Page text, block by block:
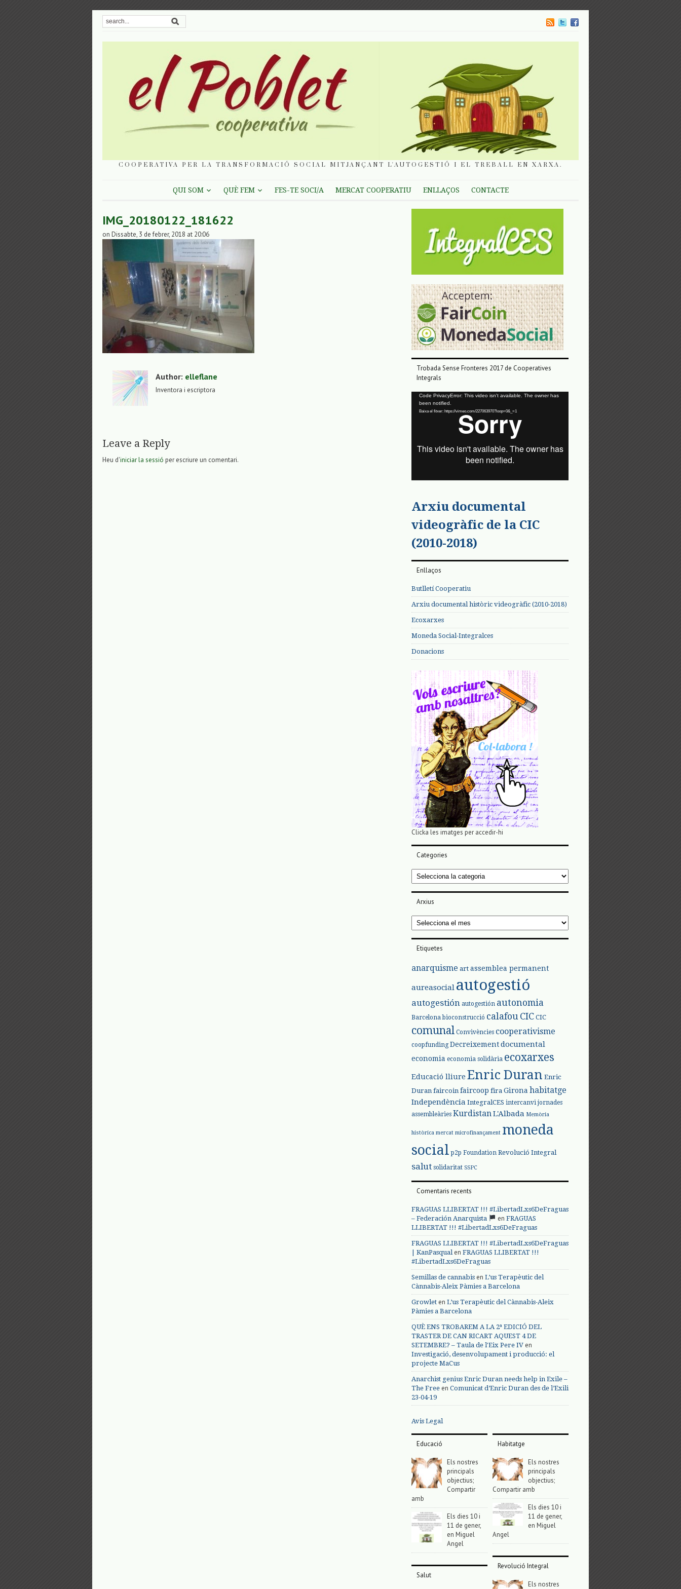
COOPERATIVA PER LA TRANSFORMACIÓ SOCIAL MITJANÇANT L'AUTOGESTIÓ I EL TREBALL EN XARXA.
QUI SOM QUÈ FEM FES-TE SOCI/A MERCAT COOPERATIU ENLLAÇOS CONTACTE
IMG_20180122_181622
on Dissabte, 3 de febrer, 2018 at 20:06
Author: elleflane
Inventora i escriptora
Leave a Reply
Heu d'iniciar la sessió per escriure un comentari.
Trobada Sense Fronteres 2017 de Cooperatives
Integrals
Reproductor
vídeo
Code PrivacyError: This video isn't available. The owner has
been notified.
Baixa el fitxer: https://vimeo.com/227063970?loop=0&_=1
Arxiu documental
videogràfic de la CIC
(2010-2018)
Enllaços
Butlletí Cooperatiu
Arxiu documental històric videogràfic (2010-2018)
Ecoxarxes
Moneda Social-Integralces
Donacions
Clicka les imatges per accedir-hi
Categories
Categories
Arxius
Arxius
Etiquetes
anarquisme art assemblea permanent
aureasocial autogestió
autogestión autogestión autonomia
Barcelona bioconstrucció calafou CIC CIC
comunal Convivències cooperativisme
coopfunding Decreixementdocumental
economia economia solidària ecoxarxes
Educació lliure Enric Duran Enric
Duran faircoin faircoop fira Girona habitatge
Independència IntegralCES intercanvi jornades
assembleàries Kurdistan L'Albada Memòria
històrica mercat microfinançament moneda
social p2p Foundation Revolució Integral
salut solidaritat SSPC
Comentaris recents
FRAGUAS LLIBERTAT !!! #LibertadLxs6DeFraguas
– Federación Anarquista
en FRAGUAS
LLIBERTAT !!! #LibertadLxs6DeFraguas
FRAGUAS LLIBERTAT !!! #LibertadLxs6DeFraguas
| KanPasqualen FRAGUAS LLIBERTAT !!!
#LibertadLxs6DeFraguas
Semillas de cannabis en L’us Terapèutic del
Cànnabis-Aleix Pàmies a Barcelona
Growlet en L’us Terapèutic del Cànnabis-Aleix
Pàmies a Barcelona
QUÈ ENS TROBAREM A LA 2ª EDICIÓ DEL
TRASTER DE CAN RICART AQUEST 4 DE
SETEMBRE? – Taula de l'Eix Pere IV en
Investigació, desenvolupament i producció: el
projecte MaCus
Anarchist genius Enric Duran needs help in Exile –
The Free en Comunicat d’Enric Duran des de l’Exili
23-04-19
Avis Legal
Educació
Els nostres
principals
objectius;
Compartir
amb
Els dies 10 i
11 de gener,
en Miguel
Angel
Salut
Habitatge
Els nostres
principals
objectius;
Compartir amb
Els dies 10 i
11 de gener,
en Miguel
Angel
Revolució Integral
Els nostres